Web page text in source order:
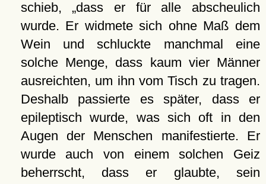
schieb, dass er für alle abscheulich
wurde. Er widmete sich ohne Maß dem
Wein und schluckte manchmal eine
solche Menge, dass kaum vier Männer
ausreichten, um ihn vom Tisch zu tragen.
Deshalb passierte es später, dass er
epileptisch wurde, was sich oft in den
Augen der Menschen manifestierte. Er
wurde auch von einem solchen Geiz
beherrscht, dass er glaubte, sein